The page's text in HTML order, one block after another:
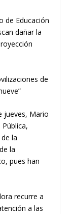
de Educación
dañar la
de
jueves, Mario
la
la
pues han
recurre a
a las